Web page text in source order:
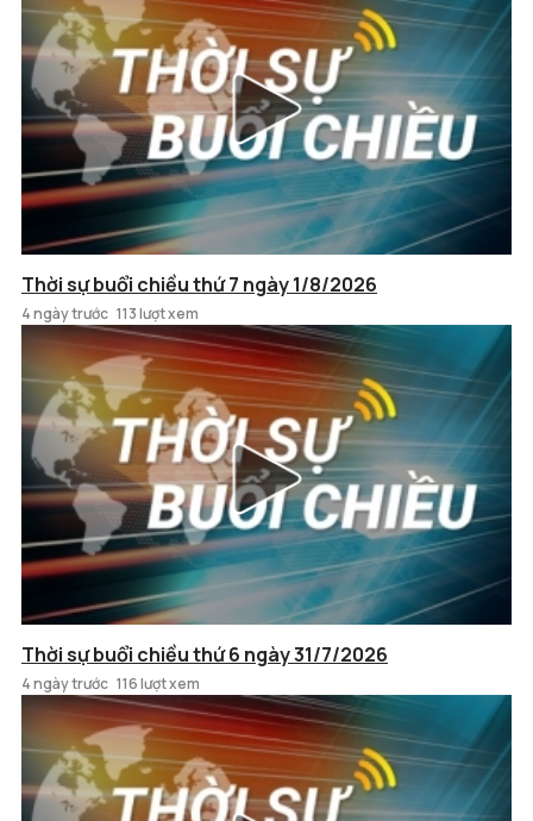
Thời sự buổi chiều thứ 7 ngày 1/8/2026
4 ngày trước 113 lượt xem
Thời sự buổi chiều thứ 6 ngày 31/7/2026
4 ngày trước 116 lượt xem